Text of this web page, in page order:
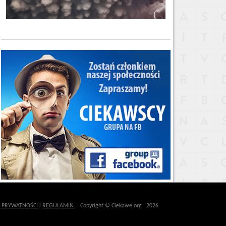
PRYWATNOŚCI i REGULAMIN Copyright © Ciekawe.org 2026